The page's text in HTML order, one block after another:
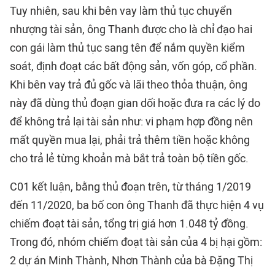
Tuy nhiên, sau khi bên vay làm thủ tục chuyển
nhượng tài sản, ông Thanh được cho là chỉ đạo hai
con gái làm thủ tục sang tên để nắm quyền kiểm
soát, định đoạt các bất động sản, vốn góp, cổ phần.
Khi bên vay trả đủ gốc và lãi theo thỏa thuận, ông
này đã dùng thủ đoạn gian dối hoặc đưa ra các lý do
để không trả lại tài sản như: vi phạm hợp đồng nên
mất quyền mua lại, phải trả thêm tiền hoặc không
cho trả lẻ từng khoản mà bắt trả toàn bộ tiền gốc.
C01 kết luận, bằng thủ đoạn trên, từ tháng 1/2019
đến 11/2020, ba bố con ông Thanh đã thực hiện 4 vụ
chiếm đoạt tài sản, tổng trị giá hơn 1.048 tỷ đồng.
Trong đó, nhóm chiếm đoạt tài sản của 4 bị hại gồm:
2 dự án Minh Thành, Nhơn Thành của bà Đặng Thị